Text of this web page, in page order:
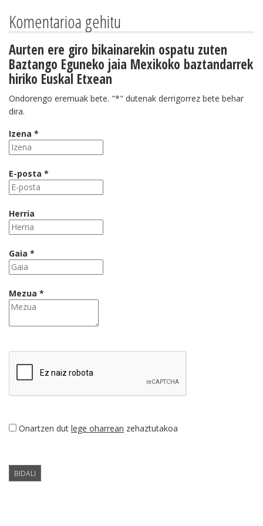
Komentarioa gehitu
Aurten ere giro bikainarekin ospatu zuten
Baztango Eguneko jaia Mexikoko baztandarrek
hiriko Euskal Etxean
Ondorengo eremuak bete. "*" dutenak derrigorrez bete behar
dira.
Izena *
E-posta *
Herria
Gaia *
Mezua *
Onartzen dut lege oharrean zehaztutakoa
BIDALI